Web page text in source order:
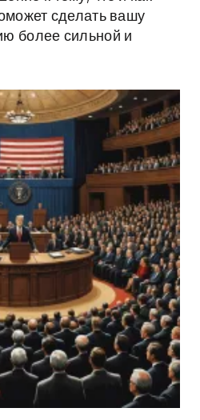
сделать вашу
более сильной и